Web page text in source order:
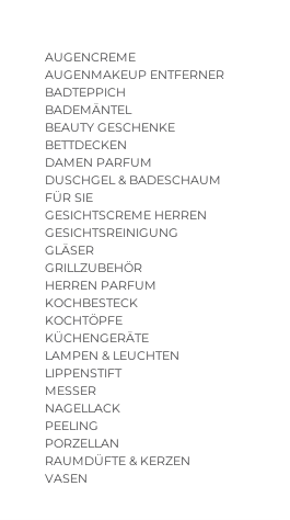
AUGENCREME
AUGENMAKEUP ENTFERNER
BADTEPPICH
BADEMÄNTEL
BEAUTY GESCHENKE
BETTDECKEN
DAMEN PARFUM
DUSCHGEL & BADESCHAUM
FÜR SIE
GESICHTSCREME HERREN
GESICHTSREINIGUNG
GLÄSER
GRILLZUBEHÖR
HERREN PARFUM
KOCHBESTECK
KOCHTÖPFE
KÜCHENGERÄTE
LAMPEN & LEUCHTEN
LIPPENSTIFT
MESSER
NAGELLACK
PEELING
PORZELLAN
RAUMDÜFTE & KERZEN
VASEN